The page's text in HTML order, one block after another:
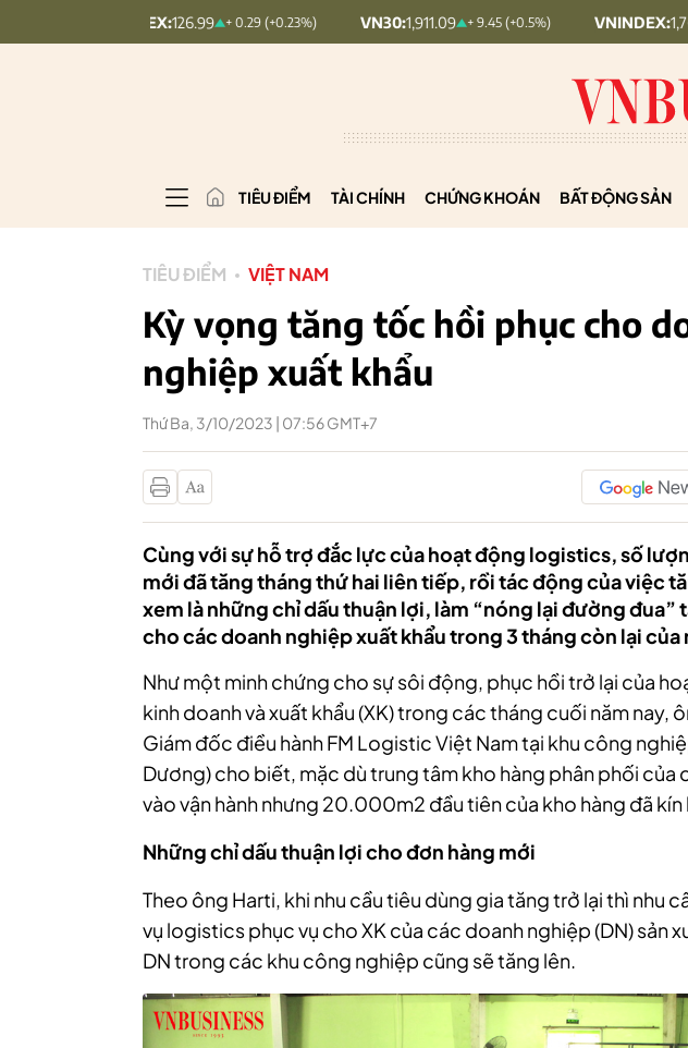
+ 0.29 (+0.23%) VN30: 1,911.09 + 9.45 (+0.5%) VNINDEX: 1,768.06
TIÊU ĐIỂM TÀI CHÍNH CHỨNG KHOÁN BẤT ĐỘNG SẢN
TIÊU ĐIỂM VIỆT NAM
Kỳ vọng tăng tốc hồi phục cho
nghiệp xuất khẩu
Thứ Ba, 3/10/2023 | 07:56 GMT+7
Cùng với sự hỗ trợ đắc lực của hoạt động logistics, số
mới đã tăng tháng thứ hai liên tiếp, rồi tác động của việc
xem là những chỉ dấu thuận lợi, làm “nóng lại đường đua”
cho các doanh nghiệp xuất khẩu trong 3 tháng còn lại của
Như một minh chứng cho sự sôi động, phục hồi trở lại của
kinh doanh và xuất khẩu (XK) trong các tháng cuối năm nay,
Giám đốc điều hành FM Logistic Việt Nam tại khu công
Dương) cho biết, mặc dù trung tâm kho hàng phân phối của
vào vận hành nhưng 20.000m2 đầu tiên của kho hàng đã kín
Nhữngchỉ dấu thuận lợi cho đơn hàng mới
Theo ông Harti, khi nhu cầu tiêu dùng gia tăng trở lại thì nhu
vụ logistics phục vụ cho XK của các doanh nghiệp (DN) sản
DN trong các khu công nghiệp cũng sẽ tăng lên.